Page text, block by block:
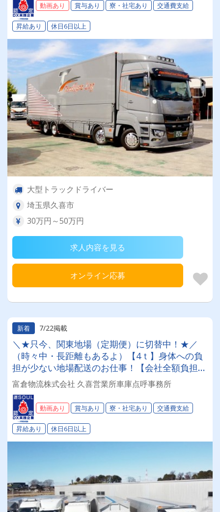
動画あり 賞与あり 寮・社宅あり 交通費支給
昇給あり 休日6日以上
大型トラックドライバー
埼玉県久喜市
30万円～50万円
求人内容を見る
オンライン応募
新着 7/22掲載
＼★只今、関東地場（定期便）に切替中！★／
（時々中・長距離もあるよ）【4ｔ】身体への負
担が少ない地場配送のお仕事！【会社全額負担】
免許取得制度でスキルアップも叶います☆彡◎
日・祝休み(連休あり)◎用途に応じた借り上げ社
宅（寮）あり（社内規定に準ずる）◎成果報酬◎
退職金◎昇給◎未経験OK◎
富倉物流株式会社 久喜営業所車庫点呼事務所
動画あり 賞与あり 寮・社宅あり 交通費支給
昇給あり 休日6日以上